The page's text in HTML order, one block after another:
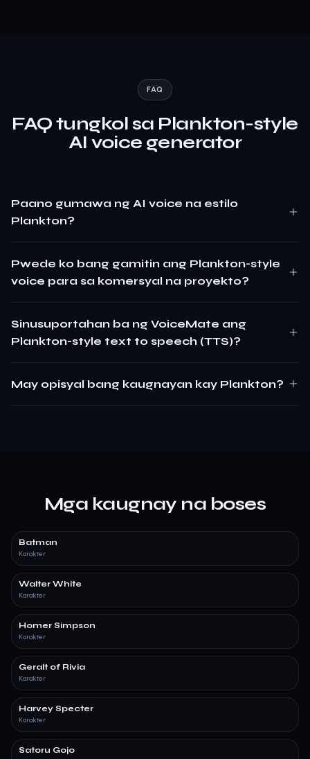
FAQ
FAQ tungkol sa Plankton-style
AI voice generator
Paano gumawa ng AI voice na estilo
Plankton?
Pwede ko bang gamitin ang Plankton-style
voice para sa komersyal na proyekto?
Sinusuportahan ba ng VoiceMate ang
Plankton-style text to speech (TTS)?
May opisyal bang kaugnayan kay Plankton?
Mga kaugnay na boses
Batman
Karakter
Walter White
Karakter
Homer Simpson
Karakter
Geralt of Rivia
Karakter
Harvey Specter
Karakter
Satoru Gojo